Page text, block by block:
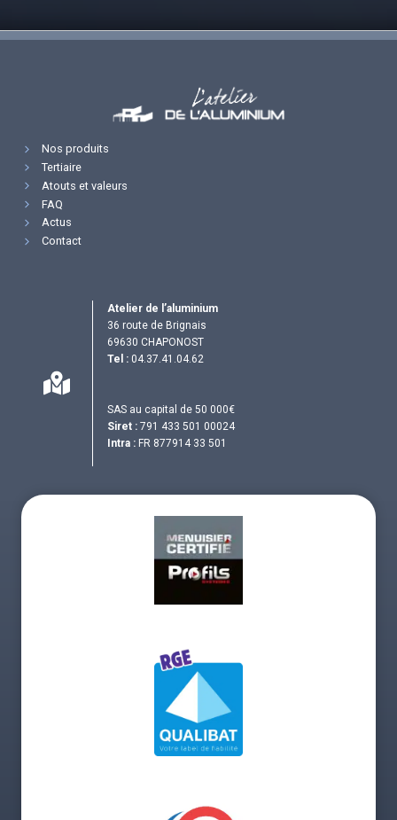
Nos produits
Tertiaire
Atouts et valeurs
FAQ
Actus
Contact
Atelier de l’aluminium
36 route de Brignais
69630 CHAPONOST
Tel : 04.37.41.04.62
SAS au capital de 50 000€
Siret : 791 433 501 00024
Intra : FR 877914 33 501